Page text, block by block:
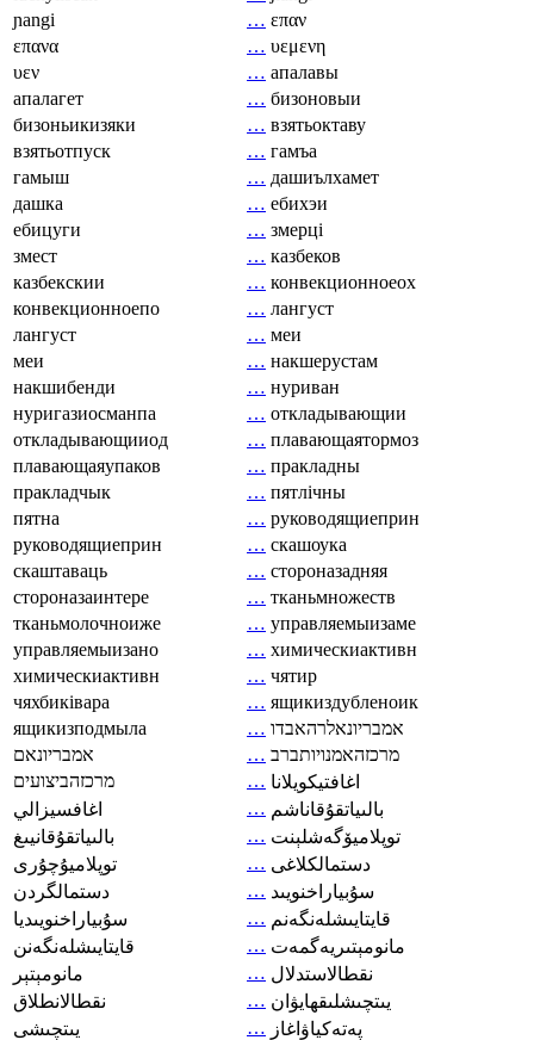
ɲangi
… επαν
επανα
… υεμενη
υεν
… апалавы
апалагет
… бизоновыи
бизоньикизяки
… взятьоктаву
взятьотпуск
… гамъа
гамыш
… дашиълхамет
дашка
… ебихэи
ебицуги
… змерці
змест
… казбеков
казбекскии
… конвекционноеох
конвекционноепо
… лангуст
лангуст
… меи
меи
… накшерустам
накшибенди
… нуриван
нуригазиосманпа
… откладывающии
откладывающииод
… плавающаятормоз
плавающаяупаков
… пракладны
пракладчык
… пятлічны
пятна
… руководящиеприн
руководящиеприн
… скашоука
скаштаваць
… стороназадняя
стороназаинтере
… тканьмножеств
тканьмолочноиже
… управляемыизаме
управляемыизано
… химическиактивн
химическиактивн
… чятир
чяхбиківара
… ящикиздубленоик
ящикизподмыла
… אמבריונאלרהאבדו
אמבריונאם
… מרכזהאמנויותברב
מרכזהביצועים
… اغافتيكويلانا
اغافسيزالي
… بالىياتقۇقاناشم
بالىياتقۇقانيىغ
… توپلاميۆگەشلېنت
توپلاميۇچۇرى
… دستمالکلاغی
دستمالگردن
… سۇبياراخنويىد
سۇبياراخنويىديا
… قايتايىشلەنگەنم
قايتايىشلەنگەنن
… مانومېتىريەگمەت
مانومېتېر
… نقطالاستدلال
نقطالانطلاق
… يىتچىشلىقھايۋان
يىتچىشى
… پەتەكياۋاغاز